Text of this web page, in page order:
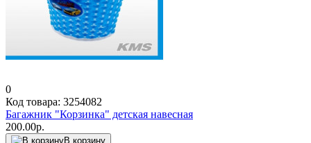
0
Код товара: 3254082
Багажник "Корзинка" детская навесная
200.00р.
В корзину